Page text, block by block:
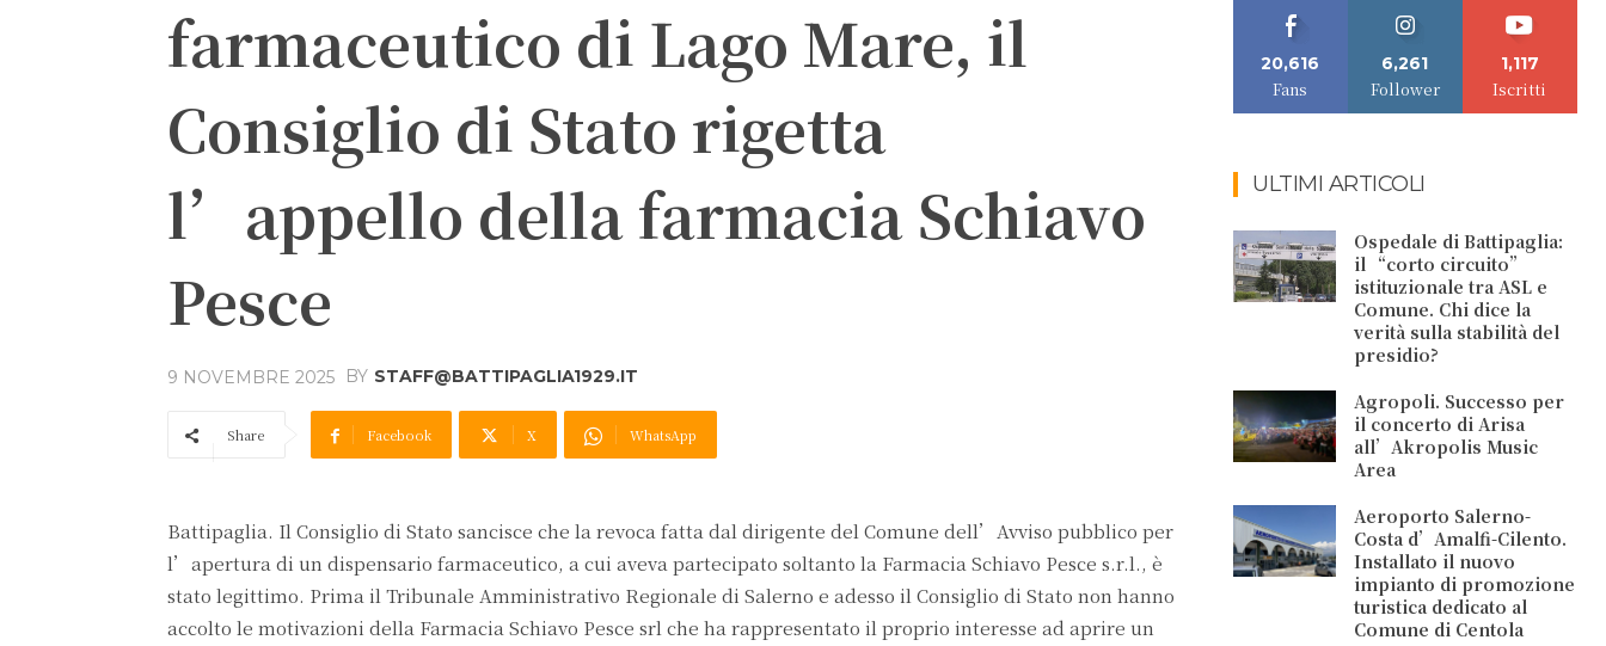
farmaceutico di Lago Mare, il
Consiglio di Stato rigetta
l’appello della farmacia Schiavo
Pesce
9 NOVEMBRE 2025 BY STAFF@BATTIPAGLIA1929.IT
Share Facebook X WhatsApp
Battipaglia. Il Consiglio di Stato sancisce che la revoca fatta dal dirigente del Comune dell’Avviso pubblico per
l’apertura di un dispensario farmaceutico, a cui aveva partecipato soltanto la Farmacia Schiavo Pesce s.r.l., è
stato legittimo. Prima il Tribunale Amministrativo Regionale di Salerno e adesso il Consiglio di Stato non hanno
accolto le motivazioni della Farmacia Schiavo Pesce srl che ha rappresentato il proprio interesse ad aprire un
20,616
Fans
6,261
Follower
1,117
Iscritti
ULTIMI ARTICOLI
Ospedale di Battipaglia:
il “corto circuito”
istituzionale tra ASL e
Comune. Chi dice la
verità sulla stabilità del
presidio?
Agropoli. Successo per
il concerto di Arisa
all’Akropolis Music
Area
Aeroporto Salerno-
Costa d’Amalfi-Cilento.
Installato il nuovo
impianto di promozione
turistica dedicato al
Comune di Centola